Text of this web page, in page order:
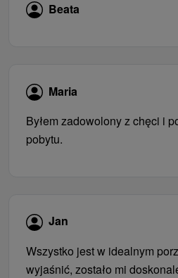
Beata
Maria
Byłem zadowolony z chęci i
pobytu.
Jan
Wszystko jest w idealnym
wyjaśnić, zostało mi